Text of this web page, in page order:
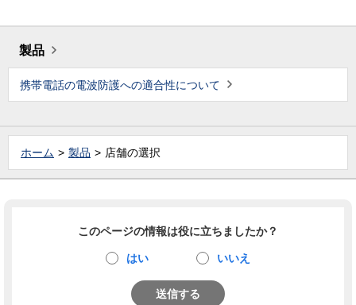
製品
携帯電話の電波防護への適合性について
ホーム 製品 店舗の選択
このページの情報は役に立ちましたか？
はい いいえ
送信する